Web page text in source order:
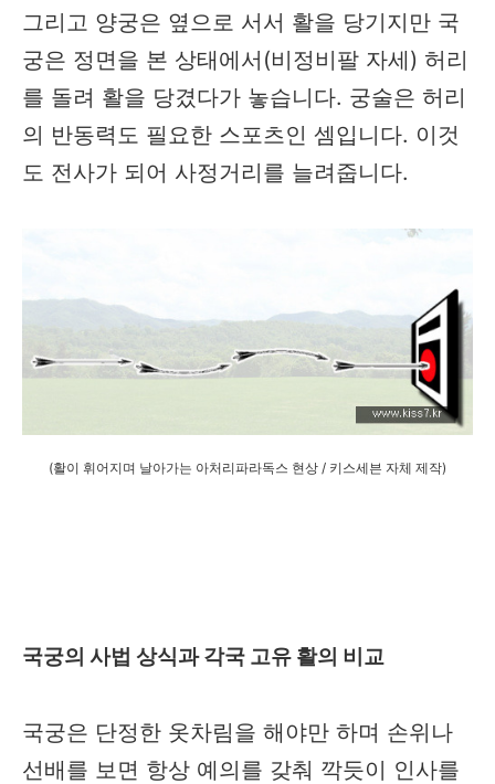
그리고 양궁은 옆으로 서서 활을 당기지만 국
궁은 정면을 본 상태에서(비정비팔 자세) 허리
를 돌려 활을 당겼다가 놓습니다. 궁술은 허리
의 반동력도 필요한 스포츠인 셈입니다. 이것
도 전사가 되어 사정거리를 늘려줍니다.
(활이 휘어지며 날아가는 아처리파라독스 현상 / 키스세븐 자체 제작)
국궁의 사법 상식과 각국 고유 활의 비교
국궁은 단정한 옷차림을 해야만 하며 손위나
선배를 보면 항상 예의를 갖춰 깍듯이 인사를